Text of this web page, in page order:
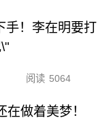
手！李在明要打
阅读 5064
在做着美梦！